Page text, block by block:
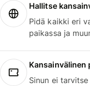
Hallitse
Pidä kaikki eri
paikassa ja
Sinun ei